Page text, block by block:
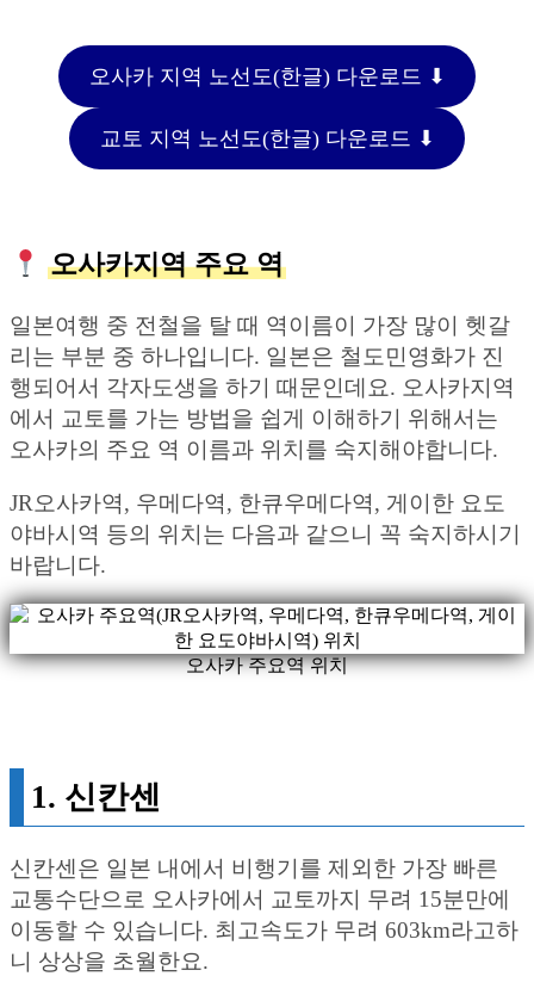
오사카 지역 노선도(한글) 다운로드 ⬇︎
교토 지역 노선도(한글) 다운로드 ⬇︎
오사카지역 주요 역
일본여행 중 전철을 탈 때 역이름이 가장 많이 헷갈
리는 부분 중 하나입니다. 일본은 철도민영화가 진
행되어서 각자도생을 하기 때문인데요. 오사카지역
에서 교토를 가는 방법을 쉽게 이해하기 위해서는
오사카의 주요 역 이름과 위치를 숙지해야합니다.
JR오사카역, 우메다역, 한큐우메다역, 게이한 요도
야바시역 등의 위치는 다음과 같으니 꼭 숙지하시기
바랍니다.
오사카 주요역 위치
1. 신칸센
신칸센은 일본 내에서 비행기를 제외한 가장 빠른
교통수단으로 오사카에서 교토까지 무려 15분만에
이동할 수 있습니다. 최고속도가 무려 603km라고하
니 상상을 초월한요.